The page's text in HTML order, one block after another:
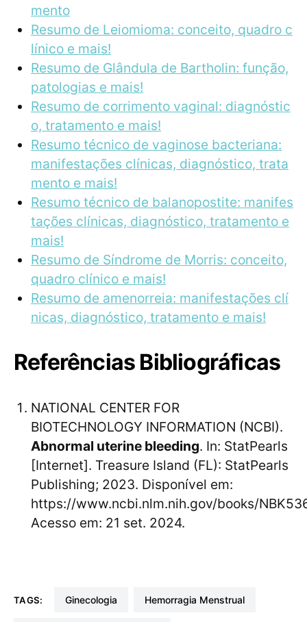
mento
Resumo de Leiomioma: conceito, quadro c
línico e mais!
Resumo de Glândula de Bartholin: função,
patologias e mais!
Resumo de corrimento vaginal: diagnóstic
o, tratamento e mais!
Resumo técnico de vaginose bacteriana:
manifestações clínicas, diagnóstico, trata
mento e mais!
Resumo técnico de balanopostite: manifes
tações clínicas, diagnóstico, tratamento e
mais!
Resumo de Síndrome de Morris: conceito,
quadro clínico e mais!
Resumo de amenorreia: manifestações clí
nicas, diagnóstico, tratamento e mais!
Referências Bibliográficas
NATIONAL CENTER FOR
BIOTECHNOLOGY INFORMATION (NCBI).
Abnormal uterine bleeding. In: StatPearls
[Internet]. Treasure Island (FL): StatPearls
Publishing; 2023. Disponível em:
https://www.ncbi.nlm.nih.gov/books/
Acesso em: 21 set. 2024.
TAGS: Ginecologia Hemorragia Menstrual